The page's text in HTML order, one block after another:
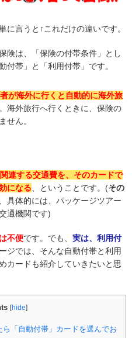
に言うと↑これだけの違いです。
険は、「保険の付帯条件」とし
付帯」と「利用付帯」です。
が海外に行くと自動的に海外旅
海外旅行へ行くときに、保険の
せん。
連する交通費を、そのカードで
になる、ということです。(その
具体的には、パッケージツアー
通機関です)
不便です。でも、 実は、利用付
ジでは、そんな自動付帯と利用
カードも紹介していきたいと思
[hide]
「自動付帯」カードを選んでお